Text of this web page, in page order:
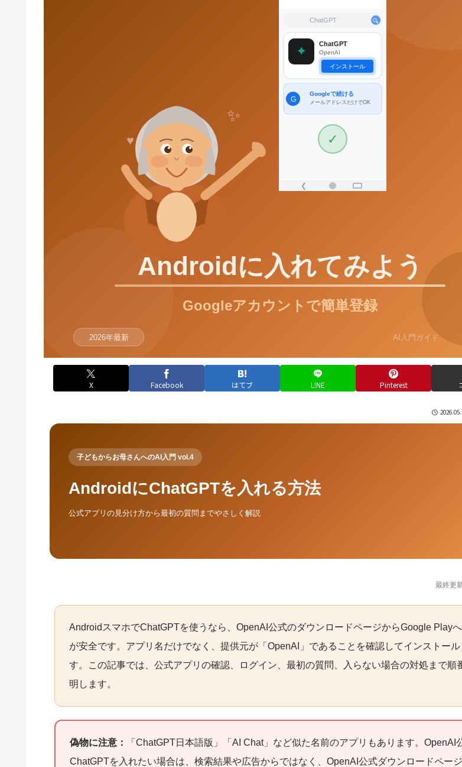
X Facebook はてブ LINE Pinterest
子どもからお母さんへのAI入門 vol.4
AndroidにChatGPTを入れる方法
公式アプリの見分け方から最初の質問までやさしく解説
最終更
AndroidスマホでChatGPTを使うなら、OpenAI公式のダウンロードページからGoogle Play
が安全です。アプリ名だけでなく、提供元が「OpenAI」であることを確認してインストール
す。この記事では、公式アプリの確認、ログイン、最初の質問、入らない場合の対処まで順
明します。
偽物に注意：
「ChatGPT日本語版」「AI Chat」など似た名前のアプリもあります。OpenAI
ChatGPTを入れたい場合は、検索結果や広告からではなく、OpenAI公式ダウンロードペー